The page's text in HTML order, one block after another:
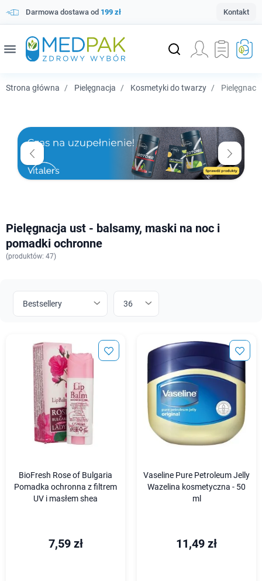
Darmowa dostawa od 199 zł Kontakt
menu
Strona główna Pielęgnacja Kosmetyki do twarzy
Pielęgnacja ust - balsamy, maski na noc i
pomadki ochronne
(produktów: 47)
BioFresh Rose of Bulgaria
Pomadka ochronna z filtrem
UV i masłem shea
7,59 zł
Vaseline Pure Petroleum Jelly
Wazelina kosmetyczna - 50
ml
11,49 zł